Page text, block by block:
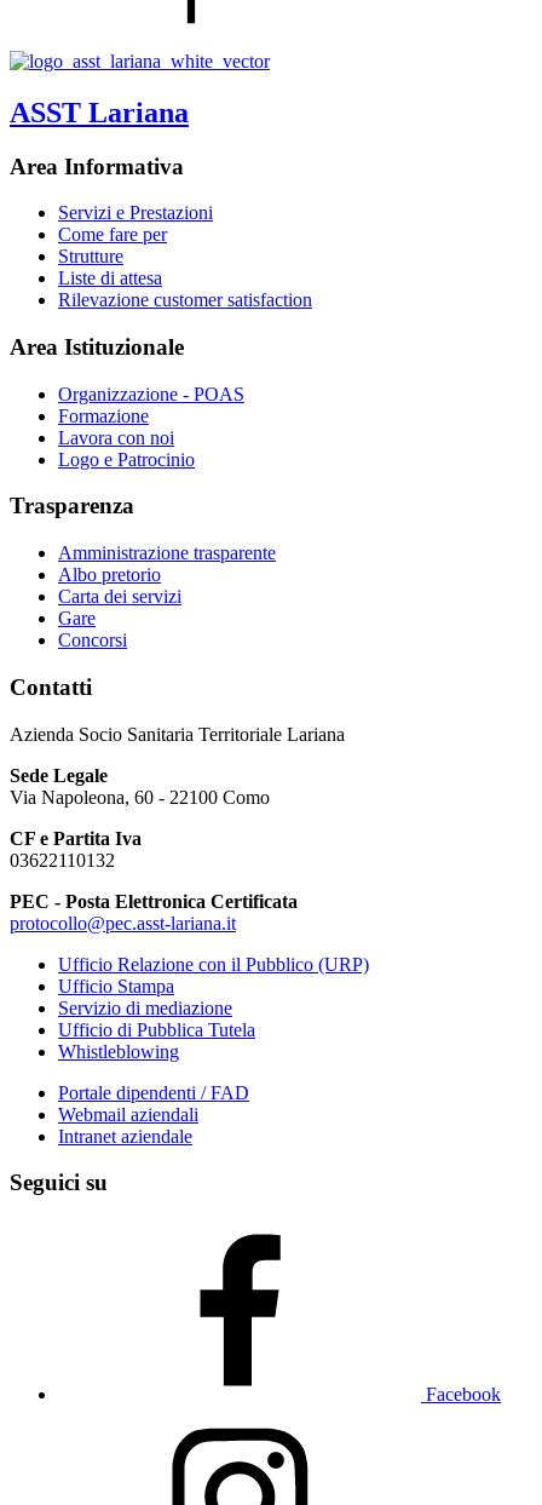
ASST Lariana
Area Informativa
Servizi e Prestazioni
Come fare per
Strutture
Liste di attesa
Rilevazione customer satisfaction
Area Istituzionale
Organizzazione - POAS
Formazione
Lavora con noi
Logo e Patrocinio
Trasparenza
Amministrazione trasparente
Albo pretorio
Carta dei servizi
Gare
Concorsi
Contatti
Azienda Socio Sanitaria Territoriale Lariana
Sede Legale
Via Napoleona, 60 - 22100 Como
CF e Partita Iva
03622110132
PEC - Posta Elettronica Certificata
protocollo@pec.asst-lariana.it
Ufficio Relazione con il Pubblico (URP)
Ufficio Stampa
Servizio di mediazione
Ufficio di Pubblica Tutela
Whistleblowing
Portale dipendenti / FAD
Webmail aziendali
Intranet aziendale
Seguici su
Facebook